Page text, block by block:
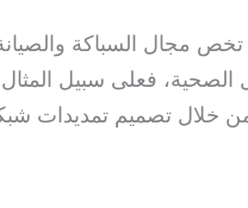
مجال السباكة
الصحية، فعلى سبيل
تصميم تمديدات